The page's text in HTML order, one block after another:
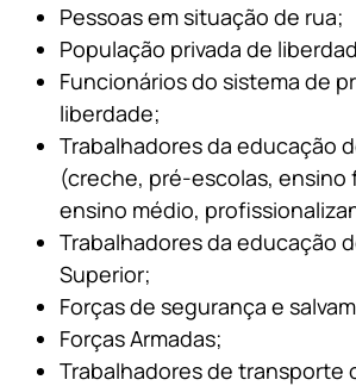
Pessoas em situação de rua;
População privada de
Funcionários do sistema de
liberdade;
Trabalhadores da educação
(creche, pré-escolas, ensino
ensino médio,
Trabalhadores da educação
Superior;
Forças de segurança e
Forças Armadas;
Trabalhadores de transporte